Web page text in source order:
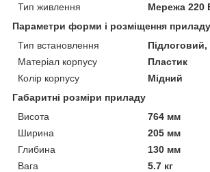
Тип живлення
Мережа 220
Параметри форми і розміщення приладу
Тип встановлення
Підлоговий,
Матеріал корпусу
Пластик
Колір корпусу
Мідний
Габаритні розміри приладу
Висота
764 мм
Ширина
205 мм
Глибина
130 мм
Вага
5.7 кг